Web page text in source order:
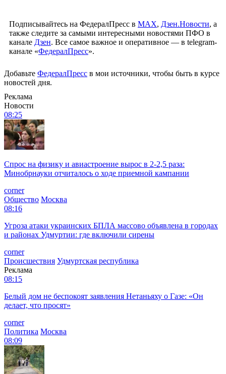
Подписывайтесь на ФедералПресс в МАХ, Дзен.Новости, а
также следите за самыми интересными новостями ПФО в
канале Дзен. Все самое важное и оперативное — в telegram-
канале «ФедералПресс».
Добавьте ФедералПресс в мои источники, чтобы быть в курсе
новостей дня.
Реклама
Новости
08:25
Спрос на физику и авиастроение вырос в 2-2,5 раза:
Минобрнауки отчиталось о ходе приемной кампании
corner
Общество Москва
08:16
Угроза атаки украинских БПЛА массово объявлена в городах
и районах Удмуртии: где включили сирены
corner
Происшествия Удмуртская республика
Реклама
08:15
Белый дом не беспокоят заявления Нетаньяху о Газе: «Он
делает, что просят»
corner
Политика Москва
08:09